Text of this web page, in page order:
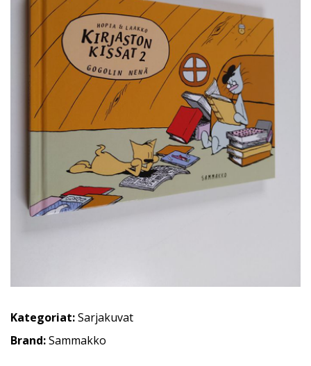
Kategoriat:Sarjakuvat
Brand:Sammakko